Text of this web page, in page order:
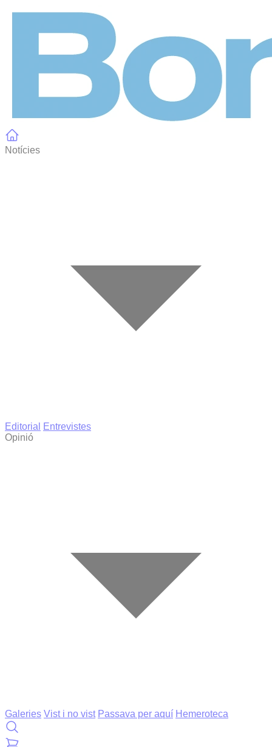
Notícies
Editorial
Entrevistes
Opinió
Galeries Vist i no vist Passava per aquí Hemeroteca